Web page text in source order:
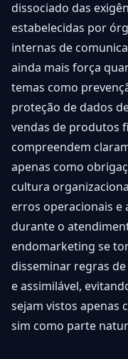
dissociado das
estabelecidas por
internas de
ainda mais força
temas como
proteção de dados
vendas de produtos
compreendem
apenas como
cultura
erros operacionais e
durante o
endomarketing se
disseminar regras
e assimilável,
sejam vistos apenas
sim como parte